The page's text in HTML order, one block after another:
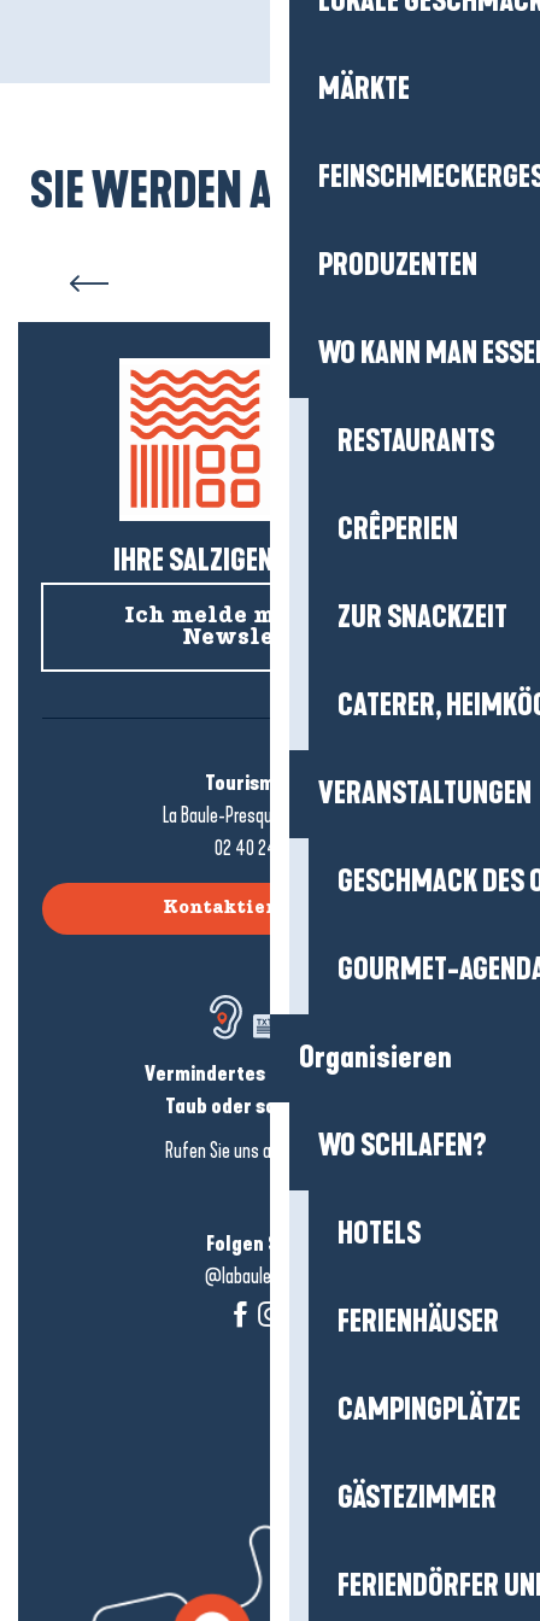
MÄRKTE
PRODUZENTEN
WO KANN MAN
RESTAURANTS
CRÊPERIEN
ZUR SNACKZEIT
CATERER,
VERANSTALTUNGEN
GESCHMACK DES
GOURMET-
Organisieren
WO SCHLAFEN?
HOTELS
FERIENHÄUSER
CAMPINGPLÄTZE
GÄSTEZIMMER
FERIENDÖRFER
SIE WERDEN AUCH MÖGEN...
La Turballe
IHRE SALZIGEN NEUIGKEITEN!
Ich melde mich für den
Newsletter an
Tourismusbüro
La Baule-Presqu'île de Guérande
02 40 24 34 44
Kontaktieren Sie uns
Vermindertes Hörvermögen?
Taub oder schwerhörig?
Rufen Sie uns an in
hier klicken
Folgen Sie uns!
@labauleguérande